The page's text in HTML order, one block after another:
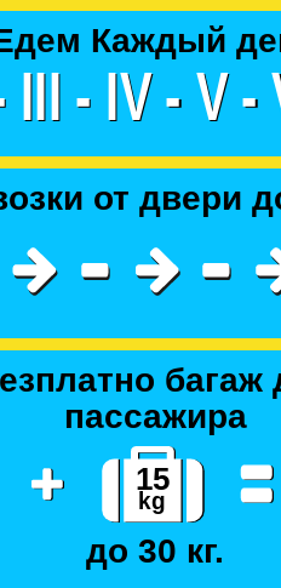
Каждый
от двери
багаж
пассажира
до 30 кг.